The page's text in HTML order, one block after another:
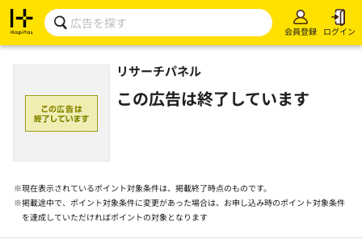
会員登録 ログイン
リサーチパネル
この広告は終了しています
※現在表示されているポイント対象条件は、掲載終了時点のものです。
※掲載途中で、ポイント対象条件に変更があった場合は、お申し込み時のポイント対象条件
を達成していただければポイントの対象となります